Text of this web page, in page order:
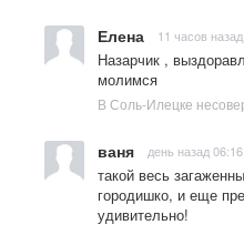
Елена 11 часов назад
Назарчик ,
молимся
ваня день назад 06:16
такой весь
городишко, и еще
удивительно!